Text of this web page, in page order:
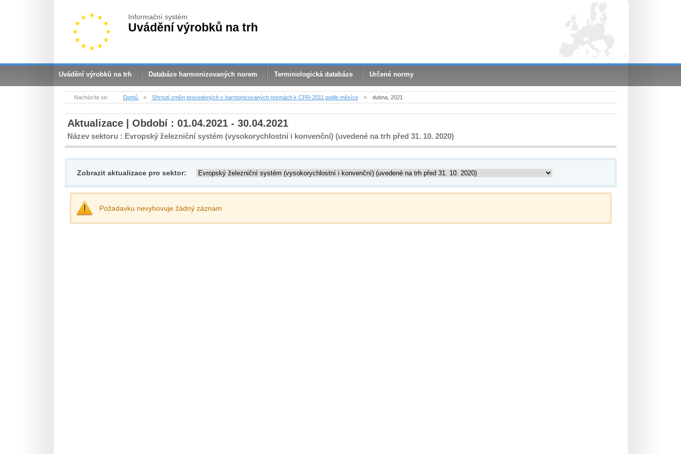
Informační systém
Uvádění výrobků na trh
Uvádění výrobků na trh Databáze harmonizovaných norem Terminologická databáze Určené normy
Nacházíte se: Domů » Shrnutí změn provedených v harmonizovaných normách k CPR-2011 podle měsíce » dubna, 2021
Aktualizace | Období : 01.04.2021 - 30.04.2021
Název sektoru : Evropský železniční systém (vysokorychlostní i konvenční) (uvedené na trh před 31. 10. 2020)
Zobrazit aktualizace pro sektor:
Požadavku nevyhovuje žádný záznam